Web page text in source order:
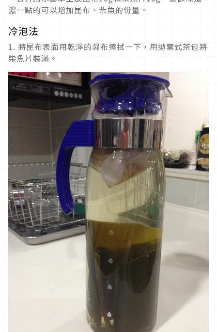
濃一點的可以增加昆布、柴魚的份量。
冷泡法
1. 將昆布表面用乾淨的濕布擦拭一下，用拋棄式茶包將
柴魚片裝滿。